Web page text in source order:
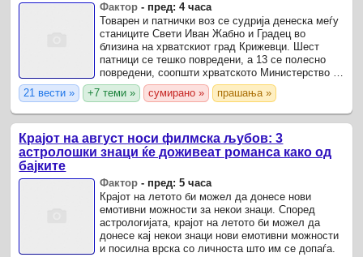
Фактор - пред: 4 часа
Товарен и патнички воз се судрија денеска меѓу
станиците Свети Иван Жабно и Градец во
близина на хрватскиот град Крижевци. Шест
патници се тешко повредени, а 13 се полесно
повредени, соопшти хрватското Министерство за
здравство.
21 вести » +7 теми » сумирано » прашања »
Крајот на август носи филмска љубов: 3
астролошки знаци ќе доживеат романса како од
бајките
Фактор - пред: 5 часа
Крајот на летото би можел да донесе нови
емотивни можности за некои знаци. Според
астрологијата, крајот на летото би можел да
донесе кај некои знаци нови емотивни можности
и посилна врска со личноста што им се допаѓа.